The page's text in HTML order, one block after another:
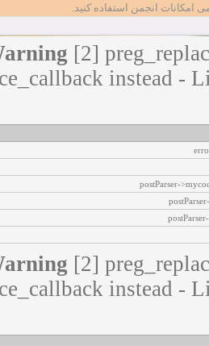
امکانات انجمن استفاده کنید.
[2]
instead -
postParser-
[2]
instead -